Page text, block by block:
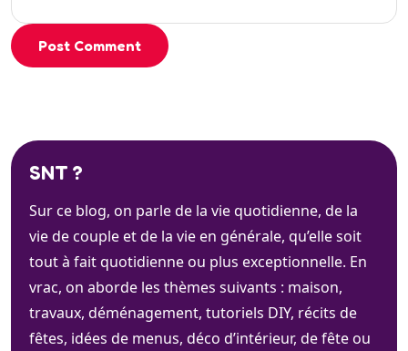
Post Comment
SNT ?
Sur ce blog, on parle de la vie quotidienne, de la
vie de couple et de la vie en générale, qu’elle soit
tout à fait quotidienne ou plus exceptionnelle. En
vrac, on aborde les thèmes suivants : maison,
travaux, déménagement, tutoriels DIY, récits de
fêtes, idées de menus, déco d’intérieur, de fête ou